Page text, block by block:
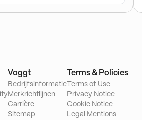
Voggt
Bedrijfsinformatie
Merkrichtlijnen
Carrière
Sitemap
Terms & Policies
Terms of Use
Privacy Notice
Cookie Notice
Legal Mentions